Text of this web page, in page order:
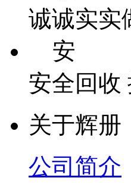
诚诚实实
安
安全回收
关于辉册
公司简介